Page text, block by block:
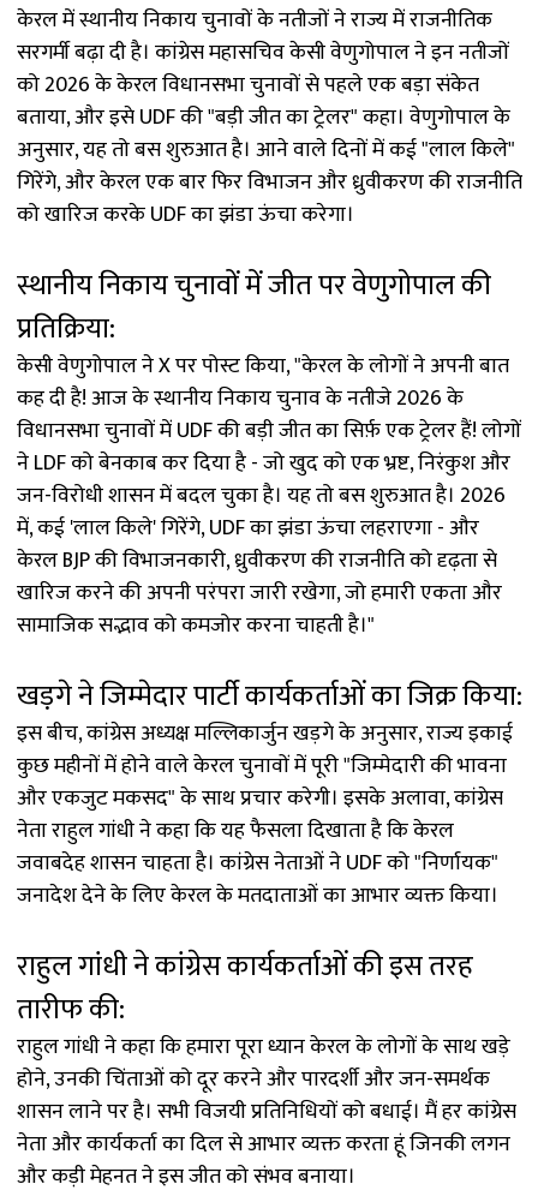
केरल में स्थानीय निकाय चुनावों के नतीजों ने राज्य में राजनीतिक
सरगर्मी बढ़ा दी है। कांग्रेस महासचिव केसी वेणुगोपाल ने इन नतीजों
को 2026 के केरल विधानसभा चुनावों से पहले एक बड़ा संकेत
बताया, और इसे UDF की "बड़ी जीत का ट्रेलर" कहा। वेणुगोपाल के
अनुसार, यह तो बस शुरुआत है। आने वाले दिनों में कई "लाल किले"
गिरेंगे, और केरल एक बार फिर विभाजन और ध्रुवीकरण की राजनीति
को खारिज करके UDF का झंडा ऊंचा करेगा।
स्थानीय निकाय चुनावों में जीत पर वेणुगोपाल की
प्रतिक्रिया:
केसी वेणुगोपाल ने X पर पोस्ट किया, "केरल के लोगों ने अपनी बात
कह दी है! आज के स्थानीय निकाय चुनाव के नतीजे 2026 के
विधानसभा चुनावों में UDF की बड़ी जीत का सिर्फ़ एक ट्रेलर हैं! लोगों
ने LDF को बेनकाब कर दिया है - जो खुद को एक भ्रष्ट, निरंकुश और
जन-विरोधी शासन में बदल चुका है। यह तो बस शुरुआत है। 2026
में, कई 'लाल किले' गिरेंगे, UDF का झंडा ऊंचा लहराएगा - और
केरल BJP की विभाजनकारी, ध्रुवीकरण की राजनीति को दृढ़ता से
खारिज करने की अपनी परंपरा जारी रखेगा, जो हमारी एकता और
सामाजिक सद्भाव को कमजोर करना चाहती है।"
खड़गे ने जिम्मेदार पार्टी कार्यकर्ताओं का जिक्र किया:
इस बीच, कांग्रेस अध्यक्ष मल्लिकार्जुन खड़गे के अनुसार, राज्य इकाई
कुछ महीनों में होने वाले केरल चुनावों में पूरी "जिम्मेदारी की भावना
और एकजुट मकसद" के साथ प्रचार करेगी। इसके अलावा, कांग्रेस
नेता राहुल गांधी ने कहा कि यह फैसला दिखाता है कि केरल
जवाबदेह शासन चाहता है। कांग्रेस नेताओं ने UDF को "निर्णायक"
जनादेश देने के लिए केरल के मतदाताओं का आभार व्यक्त किया।
राहुल गांधी ने कांग्रेस कार्यकर्ताओं की इस तरह
तारीफ की:
राहुल गांधी ने कहा कि हमारा पूरा ध्यान केरल के लोगों के साथ खड़े
होने, उनकी चिंताओं को दूर करने और पारदर्शी और जन-समर्थक
शासन लाने पर है। सभी विजयी प्रतिनिधियों को बधाई। मैं हर कांग्रेस
नेता और कार्यकर्ता का दिल से आभार व्यक्त करता हूं जिनकी लगन
और कड़ी मेहनत ने इस जीत को संभव बनाया।